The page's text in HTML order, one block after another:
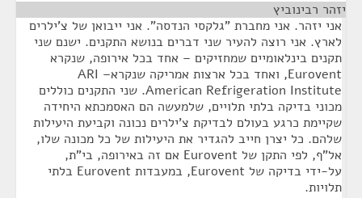
יזהר רבינוביץ
אני יזהר. אני מחברת "גלקסי הנדסה". אני ייבואן של צ'ילרים
לארץ. אני רוצה להעיר שני דברים בנושא התקנים. ישנם שני
תקנים בינלאומיים שמחזיקים – אחד בכל אירופה, שנקרא
Eurovent, ואחד בכל ארצות אמריקה שנקראARI –
American Refrigeration Institute. שני התקנים כוללים
מכוני בדיקה בלתי תלויים, שלמעשה הם האסמכתא היחידה
שקיימת כרגע בעולם לבדיקת צ'ילרים נכונה וקביעת היעילות
שלהם. כל יצרן חייב להגדיר את היעילות של כל מכונה שלו,
אל"ף, לפי התקן של Eurovent אם זה באירופה, בי"ת,
על-ידי בדיקה של Eurovent, במעבדות Eurovent בלתי
תלויות.